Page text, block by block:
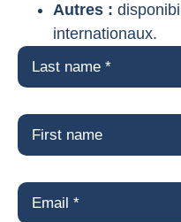
Autres :
internationaux.